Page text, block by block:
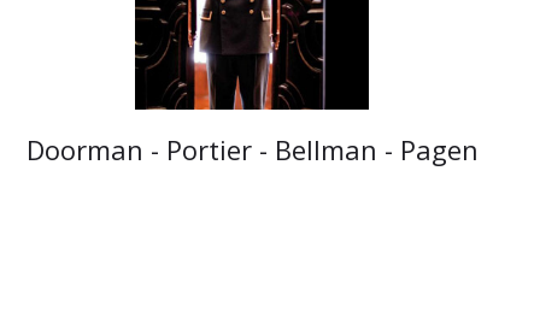
Doorman - Portier - Bellman - Pagen